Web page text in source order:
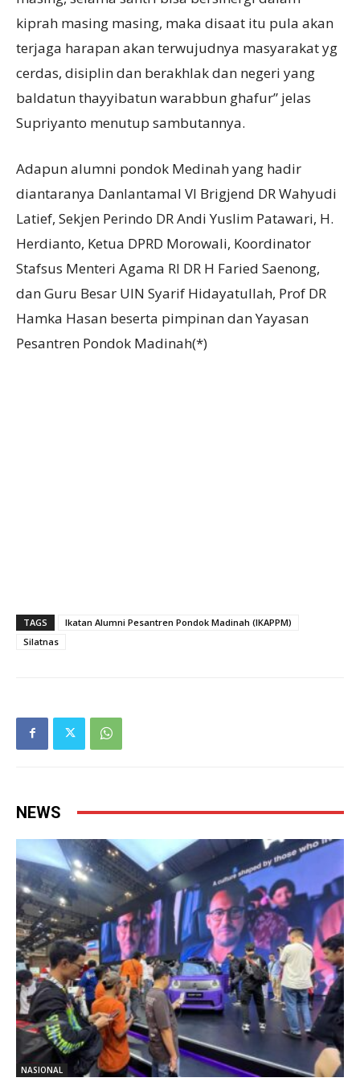
kiprah masing masing, maka disaat itu pula akan
terjaga harapan akan terwujudnya masyarakat yg
cerdas, disiplin dan berakhlak dan negeri yang
baldatun thayyibatun warabbun ghafur” jelas
Supriyanto menutup sambutannya.
Adapun alumni pondok Medinah yang hadir
diantaranya Danlantamal VI Brigjend DR Wahyudi
Latief, Sekjen Perindo DR Andi Yuslim Patawari, H.
Herdianto, Ketua DPRD Morowali, Koordinator
Stafsus Menteri Agama RI DR H Faried Saenong,
dan Guru Besar UIN Syarif Hidayatullah, Prof DR
Hamka Hasan beserta pimpinan dan Yayasan
Pesantren Pondok Madinah(*)
TAGS
Ikatan Alumni Pesantren Pondok Madinah (IKAPPM)
Silatnas
NEWS
NASIONAL